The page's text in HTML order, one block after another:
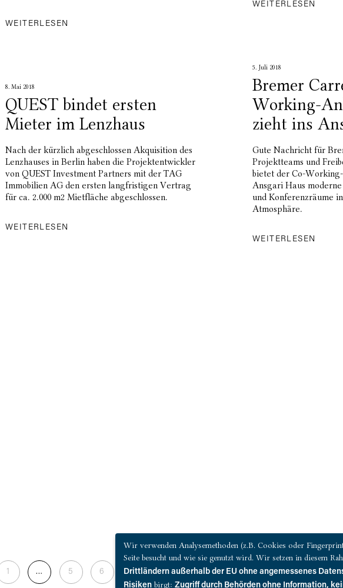
WEITERLESEN
WEITERLESEN
5. Juli 2018
Bremer
Working-
zieht ins
Gute Nachricht für
Projektteams und
bietet der Co-
Ansgari Haus
und Konferenzräume
Atmosphäre.
WEITERLESEN
8. Mai 2018
QUEST bindet ersten
Mieter im Lenzhaus
Nach der kürzlich abgeschlossen Akquisition des
Lenzhauses in Berlin haben die Projektentwickler
von QUEST Investment Partners mit der TAG
Immobilien AG den ersten langfristigen Vertrag
für ca. 2.000 m2 Mietfläche abgeschlossen.
WEITERLESEN
1 … 5 6 7 8 9
Wir verwenden Analysemethoden (z.B. Cookies oder
Seite besucht und wie sie genutzt wird. Wir setzen in diesem
Drittländern außerhalb der EU ohne angemessenes
Risiken birgt: Zugriff durch Behörden ohne Information,